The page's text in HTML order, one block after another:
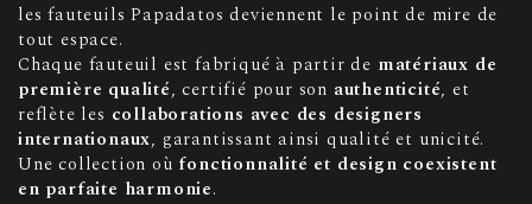
les fauteuils Papadatos deviennent le point de mire de
tout espace.
Chaque fauteuil est fabriqué à partir de matériaux de
première qualité, certifié pour son authenticité, et
reflète les collaborations avec des designers
internationaux, garantissant ainsi qualité et unicité.
Une collection oùfonctionnalité et design coexistent
en parfaite harmonie.